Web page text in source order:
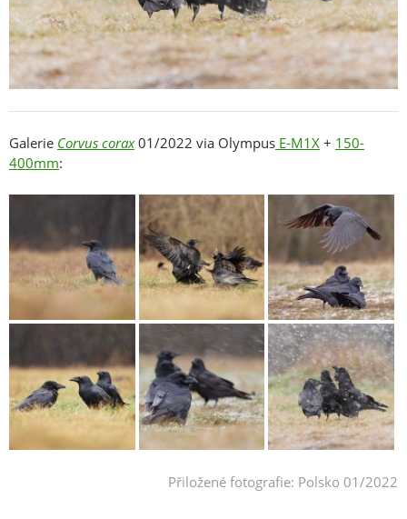
Galerie Corvus corax01/2022 via Olympus E-M1X + 150-
400mm:
Přiložené fotografie: Polsko 01/2022